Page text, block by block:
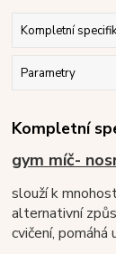
Kompletní
Parametry
Kompletní
gym míč-
slouží k
alternativní
cvičení,